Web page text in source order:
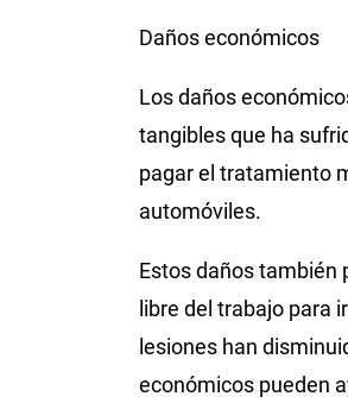
Daños económicos
Los daños
tangibles que ha
pagar el tratamiento
automóviles.
Estos daños también
libre del trabajo para
lesiones han
económicos pueden